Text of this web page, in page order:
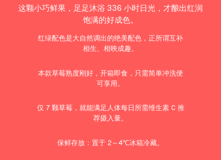
这颗小巧鲜果，足足沐浴 336 小时日光，才酿出红润
饱满的好成色。
红绿配色是大自然调出的绝美配色，正所谓互补
相生、相映成趣。
本款草莓熟度刚好，开箱即食，只需简单冲洗便
可享用。
仅 7 颗草莓，就能满足人体每日所需维生素 C 推
荐摄入量。
保鲜存放：置于 2～4℃冰箱冷藏。